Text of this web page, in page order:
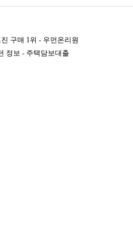
구매 1위 - 우먼온리원
정보 - 주택담보대출